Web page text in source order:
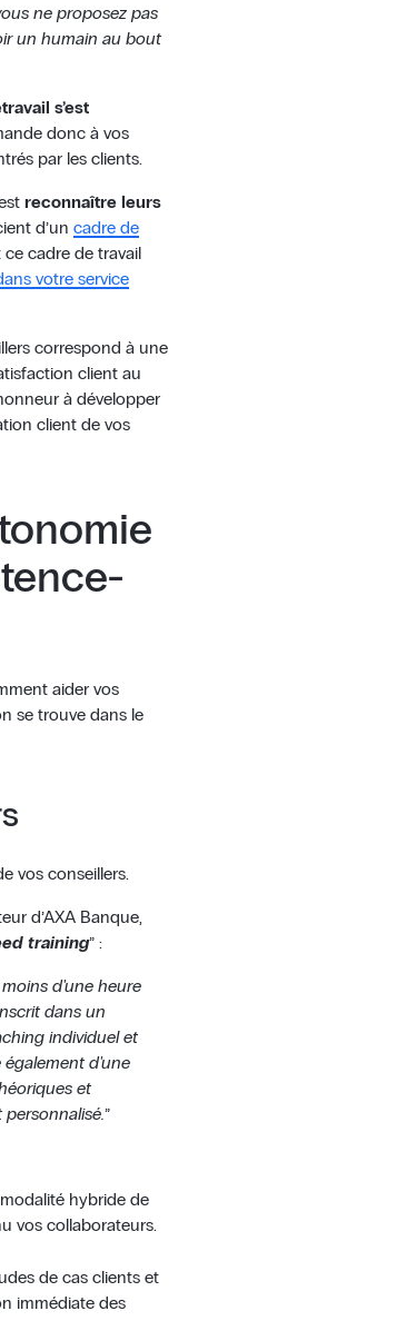
ne proposez pas
un humain au bout
s’est
donc à vos
par les clients.
reconnaître leurs
d’uncadre de
ce cadre de travail
votre service
correspond à une
client au
à développer
client de vos
aider vos
se trouve dans le
vos conseillers.
d’AXA Banque,
training” :
d'une heure
dans un
individuel et
également d'une
et
”
hybride de
vos collaborateurs.
de cas clients et
immédiate des